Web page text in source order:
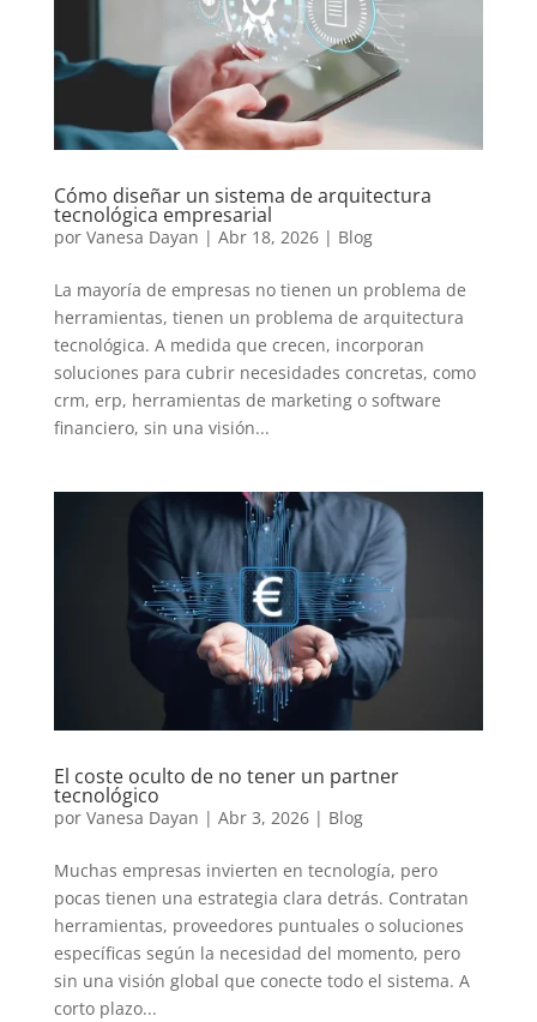
Cómo diseñar un sistema de arquitectura
tecnológica empresarial
por Vanesa Dayan | Abr 18, 2026| Blog
La mayoría de empresas no tienen un problema de
herramientas, tienen un problema de arquitectura
tecnológica. A medida que crecen, incorporan
soluciones para cubrir necesidades concretas, como
crm, erp, herramientas de marketing o software
financiero, sin una visión...
El coste oculto de no tener un partner
tecnológico
por Vanesa Dayan | Abr 3, 2026| Blog
Muchas empresas invierten en tecnología, pero
pocas tienen una estrategia clara detrás. Contratan
herramientas, proveedores puntuales o soluciones
específicas según la necesidad del momento, pero
sin una visión global que conecte todo el sistema. A
corto plazo...